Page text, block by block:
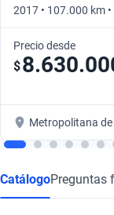
2017 • 107.000 km
Precio desde
$
Metropolitana
CatálogoPreguntas